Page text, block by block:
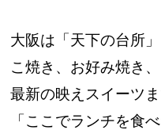
大阪は「天下の台所
こ焼き、お好み焼き
最新の映えスイーツ
「ここでランチを食